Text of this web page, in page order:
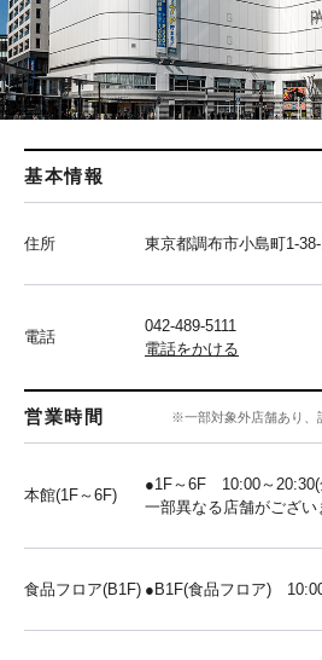
基本情報
住所 東京都調布市小島町1-38-
電話
042-489-5111
電話をかける
営業時間 ※一部対象外店舗あり、
本館(1F～6F)
●1F～6F 10:00～
一部異なる店舗がござい
食品フロア(B1F) ●B1F(食品フロア)